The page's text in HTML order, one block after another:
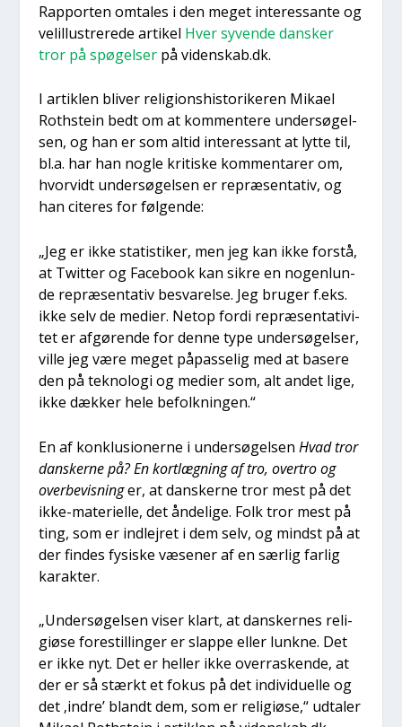
Rap­por­ten omta­les i den meget inter­es­san­te og
velil­lu­stre­re­de arti­kel Hver syven­de dan­sker
tror på spø­gel­serpå videnskab.dk.
I artik­len bli­ver reli­gions­hi­sto­ri­ke­ren Mika­el
Rot­hste­in bedt om at kom­men­te­re under­sø­gel­
sen, og han er som altid inter­es­sant at lyt­te til,
bl.a. har han nog­le kri­ti­ske kom­men­ta­rer om,
hvor­vidt under­sø­gel­sen er repræ­sen­ta­tiv, og
han cite­res for føl­gen­de:
„Jeg er ikke sta­ti­sti­ker, men jeg kan ikke for­stå,
at Twit­ter og Face­book kan sik­re en nogen­lun­
de repræ­sen­ta­tiv besva­rel­se. Jeg bru­ger f.eks.
ikke selv de medi­er. Net­op for­di repræ­sen­ta­ti­vi­
tet er afgø­ren­de for den­ne type under­sø­gel­ser,
vil­le jeg være meget påpas­se­lig med at base­re
den på tek­no­lo­gi og medi­er som, alt andet lige,
ikke dæk­ker hele befolk­nin­gen.“
En af kon­klu­sio­ner­ne i under­sø­gel­sen Hvad tror
dan­sker­ne på? En kort­læg­ning af tro, over­tro og
over­be­vis­ninger, at dan­sker­ne tror mest på det
ikke-mate­ri­el­le, det ånde­li­ge. Folk tror mest på
ting, som er ind­lej­ret i dem selv, og mindst på at
der fin­des fysi­ske væse­ner af en sær­lig far­lig
karak­ter.
„Under­sø­gel­sen viser klart, at dan­sker­nes reli­
gi­øse fore­stil­lin­ger er slap­pe eller lunk­ne. Det
er ikke nyt. Det er hel­ler ikke over­ra­sken­de, at
der er så stærkt et fokus på det indi­vi­du­el­le og
det ‚indre’ blandt dem, som er reli­gi­øse,“ udta­ler